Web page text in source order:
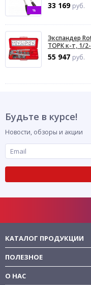
% 33 169 руб.
Экспандер
ТОРК к-т, 1/
55 947 руб.
Будьте в курсе!
Новости, обзоры и акции
КАТАЛОГ ПРОДУКЦИИ
ПОЛЕЗНОЕ
О НАС